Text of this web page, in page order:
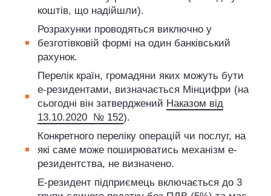
коштів, що надійшли).
Розрахунки проводяться виключно у
безготівковій формі на один банківський
рахунок.
Перелік країн, громадяни яких можуть бути
е-резидентами, визначається Мінцифри (на
сьогодні він затверджений Наказом від
13.10.2020 № 152).
Конкретного переліку операцій чи послуг, на
які саме може поширюватись механізм е-
резидентства, не визначено.
Е-резидент підприємець включається до 3